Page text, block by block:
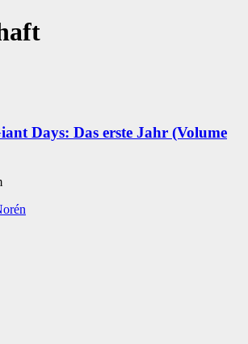
Days: Das erste Jahr (Volume